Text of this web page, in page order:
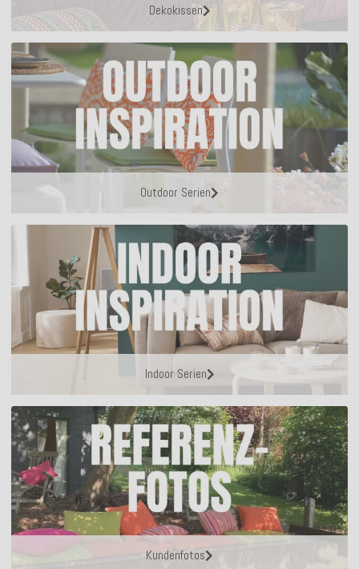
Dekokissen
Outdoor Serien
Indoor Serien
Kundenfotos